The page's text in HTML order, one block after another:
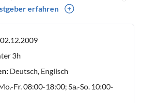
persönliche Schlüsselübergabe, damit
Ihr Cera Management Team
erfahren
02.12.2009
3h
Deutsch, Englisch
Fr. 08:00-18:00; Sa.-So. 10:00-